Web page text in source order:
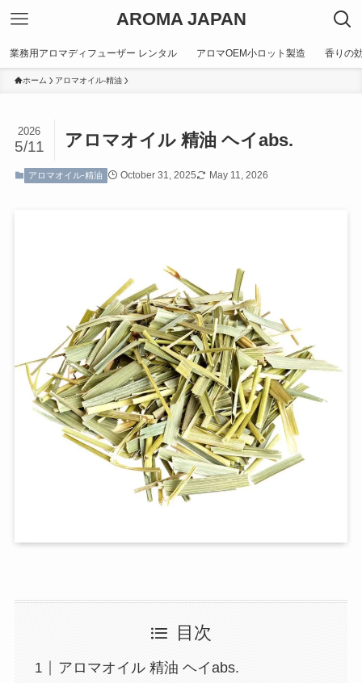
AROMA JAPAN
業務用アロマディフューザー レンタル アロマOEM小ロット製造 香りの
ホーム アロマオイル-精油
アロマオイル 精油 ヘイabs.
2026
5/11
アロマオイル-精油 October 31, 2025 May 11, 2026
目次
アロマオイル 精油 ヘイabs.